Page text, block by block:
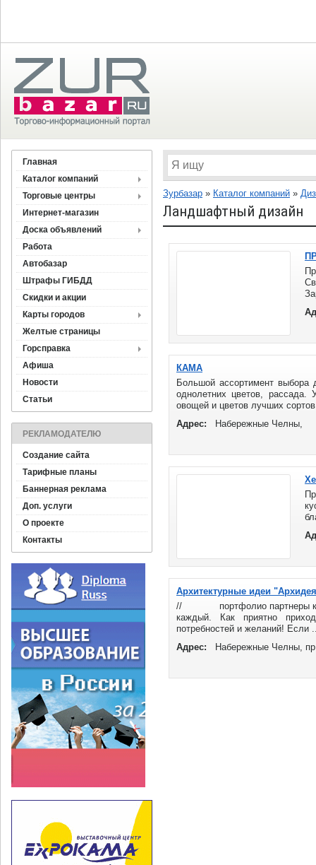
Главная
Каталог компаний
Торговые центры
Интернет-магазин
Доска объявлений
Работа
Автобазар
Штрафы ГИБДД
Скидки и акции
Карты городов
Желтые страницы
Горсправка
Афиша
Новости
Статьи
РЕКЛАМОДАТЕЛЮ
Создание сайта
Тарифные планы
Баннерная реклама
Доп. услуги
О проекте
Контакты
Зурбазар » Каталог компаний »
Ландшафтный дизайн
КАМА
Большой ассортимент выбора
однолетних цветов, рассада.
овощей и цветов лучших
Адрес:
Набережные Челны,
Архитектурные идеи
// портфолио партнеры
каждый. Как приятно
потребностей и желаний! Если
Адрес:
Набережные Челны,